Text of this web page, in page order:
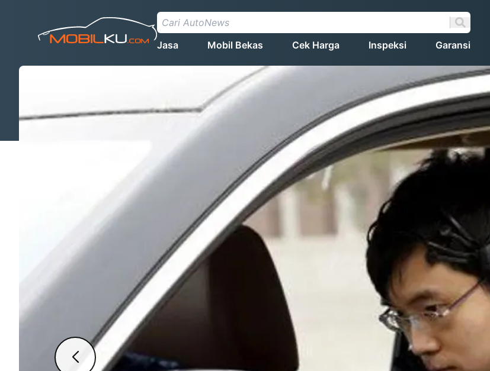
Jasa Mobil Bekas Cek Harga Inspeksi Garansi